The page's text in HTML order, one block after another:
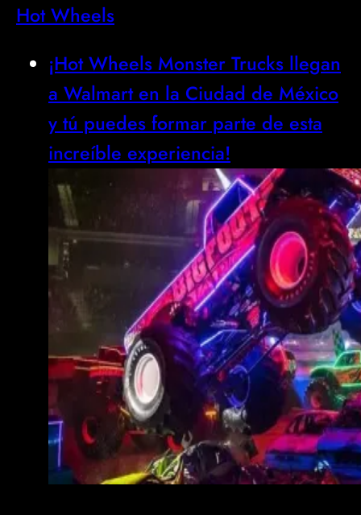
Hot Wheels
¡Hot Wheels Monster Trucks llegan
a Walmart en la Ciudad de México
y tú puedes formar parte de esta
increíble experiencia!